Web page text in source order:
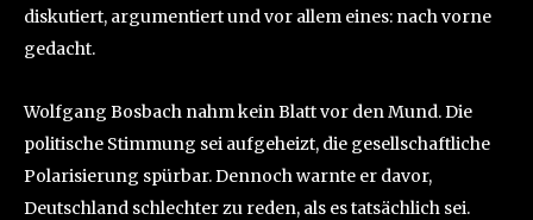
diskutiert, argumentiert und vor allem eines: nach vorne
gedacht.
Wolfgang Bosbach nahm kein Blatt vor den Mund. Die
politische Stimmung sei aufgeheizt, die gesellschaftliche
Polarisierung spürbar. Dennoch warnte er davor,
Deutschland schlechter zu reden, als es tatsächlich sei.